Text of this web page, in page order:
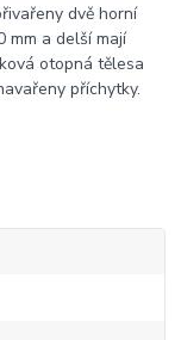
dvě horní
mm a delší mají
otopná tělesa
příchytky.